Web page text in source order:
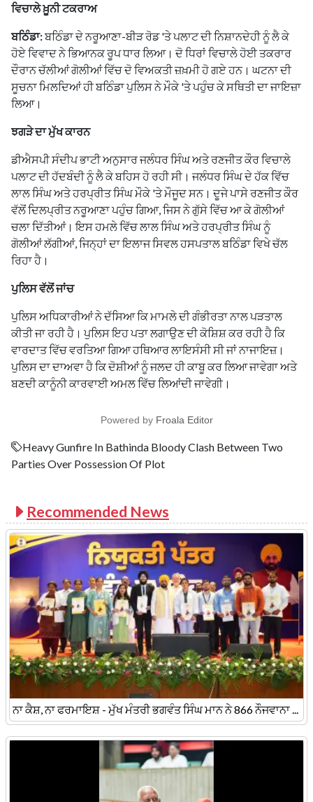
ਵਿਚਾਲੇ ਖ਼ੂਨੀ ਟਕਰਾਅ
ਬਠਿੰਡਾ:ਬਠਿੰਡਾ ਦੇ ਨਰੂਆਣਾ-ਬੀੜ ਰੋਡ 'ਤੇ ਪਲਾਟ ਦੀ ਨਿਸ਼ਾਨਦੇਹੀ ਨੂੰ ਲੈ ਕੇ
ਹੋਏ ਵਿਵਾਦ ਨੇ ਭਿਆਨਕ ਰੂਪ ਧਾਰ ਲਿਆ। ਦੋ ਧਿਰਾਂ ਵਿਚਾਲੇ ਹੋਈ ਤਕਰਾਰ
ਦੌਰਾਨ ਚੱਲੀਆਂ ਗੋਲੀਆਂ ਵਿੱਚ ਦੋ ਵਿਅਕਤੀ ਜ਼ਖ਼ਮੀ ਹੋ ਗਏ ਹਨ। ਘਟਨਾ ਦੀ
ਸੂਚਨਾ ਮਿਲਦਿਆਂ ਹੀ ਬਠਿੰਡਾ ਪੁਲਿਸ ਨੇ ਮੌਕੇ 'ਤੇ ਪਹੁੰਚ ਕੇ ਸਥਿਤੀ ਦਾ ਜਾਇਜ਼ਾ
ਲਿਆ।
ਝਗੜੇ ਦਾ ਮੁੱਖ ਕਾਰਨ
ਡੀਐਸਪੀ ਸੰਦੀਪ ਭਾਟੀ ਅਨੁਸਾਰ ਜਲੰਧਰ ਸਿੰਘ ਅਤੇ ਰਣਜੀਤ ਕੌਰ ਵਿਚਾਲੇ
ਪਲਾਟ ਦੀ ਹੱਦਬੰਦੀ ਨੂੰ ਲੈ ਕੇ ਬਹਿਸ ਹੋ ਰਹੀ ਸੀ। ਜਲੰਧਰ ਸਿੰਘ ਦੇ ਹੱਕ ਵਿੱਚ
ਲਾਲ ਸਿੰਘ ਅਤੇ ਹਰਪ੍ਰੀਤ ਸਿੰਘ ਮੌਕੇ 'ਤੇ ਮੌਜੂਦ ਸਨ। ਦੂਜੇ ਪਾਸੇ ਰਣਜੀਤ ਕੌਰ
ਵੱਲੋਂ ਦਿਲਪ੍ਰੀਤ ਨਰੂਆਣਾ ਪਹੁੰਚ ਗਿਆ, ਜਿਸ ਨੇ ਗੁੱਸੇ ਵਿੱਚ ਆ ਕੇ ਗੋਲੀਆਂ
ਚਲਾ ਦਿੱਤੀਆਂ। ਇਸ ਹਮਲੇ ਵਿੱਚ ਲਾਲ ਸਿੰਘ ਅਤੇ ਹਰਪ੍ਰੀਤ ਸਿੰਘ ਨੂੰ
ਗੋਲੀਆਂ ਲੱਗੀਆਂ, ਜਿਨ੍ਹਾਂ ਦਾ ਇਲਾਜ ਸਿਵਲ ਹਸਪਤਾਲ ਬਠਿੰਡਾ ਵਿਖੇ ਚੱਲ
ਰਿਹਾ ਹੈ।
ਪੁਲਿਸ ਵੱਲੋਂ ਜਾਂਚ
ਪੁਲਿਸ ਅਧਿਕਾਰੀਆਂ ਨੇ ਦੱਸਿਆ ਕਿ ਮਾਮਲੇ ਦੀ ਗੰਭੀਰਤਾ ਨਾਲ ਪੜਤਾਲ
ਕੀਤੀ ਜਾ ਰਹੀ ਹੈ। ਪੁਲਿਸ ਇਹ ਪਤਾ ਲਗਾਉਣ ਦੀ ਕੋਸ਼ਿਸ਼ ਕਰ ਰਹੀ ਹੈ ਕਿ
ਵਾਰਦਾਤ ਵਿੱਚ ਵਰਤਿਆ ਗਿਆ ਹਥਿਆਰ ਲਾਇਸੰਸੀ ਸੀ ਜਾਂ ਨਾਜਾਇਜ਼।
ਪੁਲਿਸ ਦਾ ਦਾਅਵਾ ਹੈ ਕਿ ਦੋਸ਼ੀਆਂ ਨੂੰ ਜਲਦ ਹੀ ਕਾਬੂ ਕਰ ਲਿਆ ਜਾਵੇਗਾ ਅਤੇ
ਬਣਦੀ ਕਾਨੂੰਨੀ ਕਾਰਵਾਈ ਅਮਲ ਵਿੱਚ ਲਿਆਂਦੀ ਜਾਵੇਗੀ।
Powered by Froala Editor
Heavy Gunfire In Bathinda Bloody Clash Between Two
Parties Over Possession Of Plot
Recommended News
ਨਾ ਕੈਸ਼, ਨਾ ਫਰਮਾਇਸ਼ - ਮੁੱਖ ਮੰਤਰੀ ਭਗਵੰਤ ਸਿੰਘ ਮਾਨ ਨੇ 866 ਨੌਜਵਾਨਾ ...